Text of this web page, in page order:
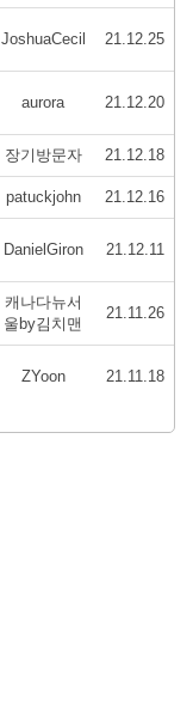
JoshuaCecil 21.12.25
aurora 21.12.20
장기방문자 21.12.18
patuckjohn 21.12.16
DanielGiron 21.12.11
캐나다뉴서
울by김치맨
21.11.26
ZYoon 21.11.18